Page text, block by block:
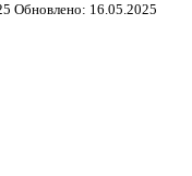
Обновлено: 16.05.2025